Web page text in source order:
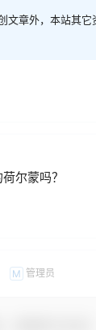
文章外，本站其
尔蒙吗？
M 管理员